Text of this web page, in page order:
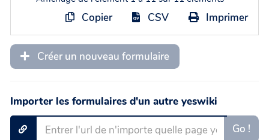
Copier CSV Imprimer
Créer un nouveau formulaire
Importer les formulaires d'un autre yeswiki
Go !